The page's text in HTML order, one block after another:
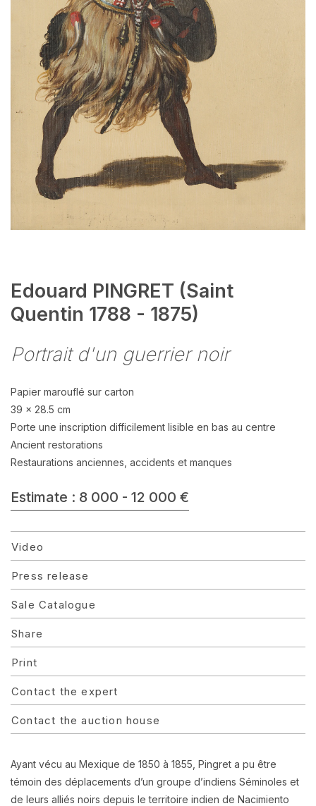
Edouard PINGRET (Saint
Quentin 1788 - 1875)
Portrait d'un guerrier noir
Papier marouflé sur carton
39 x 28.5 cm
Porte une inscription difficilement lisible en bas au centre
Ancient restorations
Restaurations anciennes, accidents et manques
Estimate : 8 000 - 12 000 €
Video
Press release
Sale Catalogue
Share
Print
Contact the expert
Contact the auction house
Ayant vécu au Mexique de 1850 à 1855, Pingret a pu être
témoin des déplacements d’un groupe d’indiens Séminoles et
de leurs alliés noirs depuis le territoire indien de Nacimiento